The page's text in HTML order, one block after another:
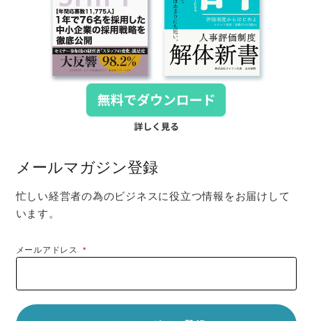
メールマガジン登録
忙しい経営者の為のビジネスに役立つ情報をお届けして
います。
メールアドレス*